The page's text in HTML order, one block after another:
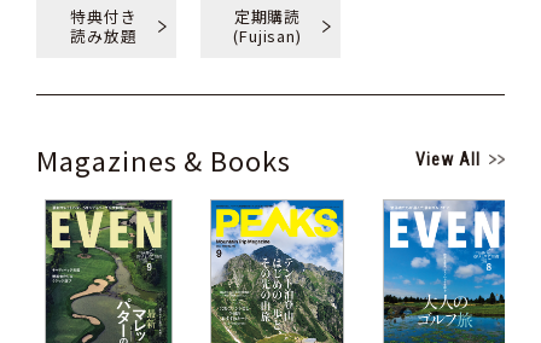
特典付き
読み放題
定期購読
(Fujisan)
Magazines & Books View All